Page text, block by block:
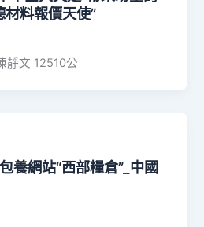
材料報價天使”
靜文 12510公
養網站“西部糧倉”_中國